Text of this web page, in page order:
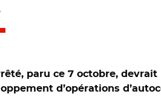
paru ce 7 octobre,
d’opérations